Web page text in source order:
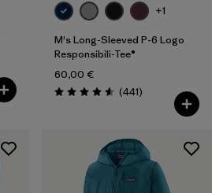
+1
M's Long-Sleeved P-6 Logo
Responsibili-Tee®
60,00 €
Bewertung: 4.6 / 5
(441Rezensionen
)